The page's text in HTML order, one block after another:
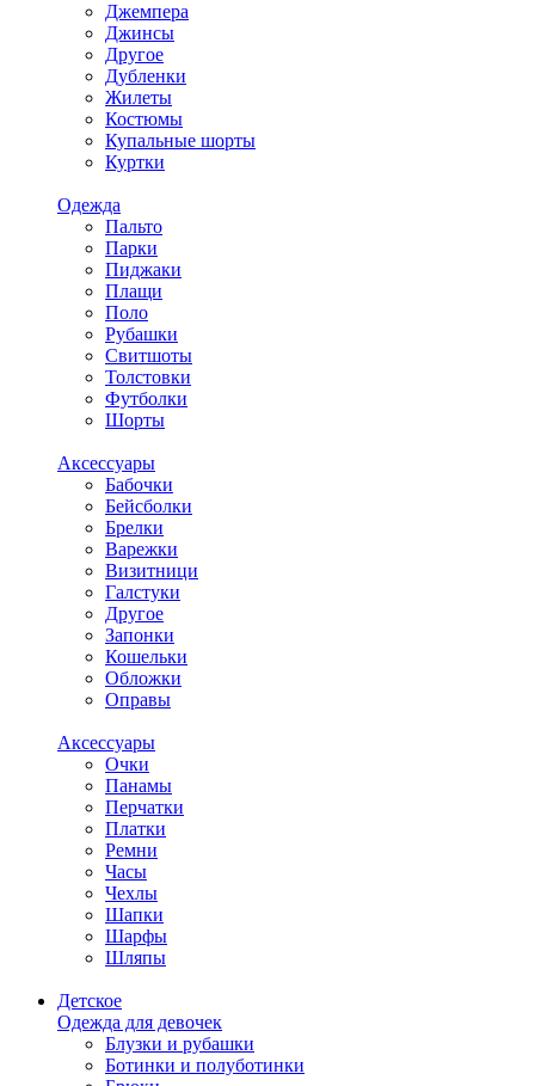
Джемпера
Джинсы
Другое
Дубленки
Жилеты
Костюмы
Купальные шорты
Куртки
Одежда
Пальто
Парки
Пиджаки
Плащи
Поло
Рубашки
Свитшоты
Толстовки
Футболки
Шорты
Аксессуары
Бабочки
Бейсболки
Брелки
Варежки
Визитници
Галстуки
Другое
Запонки
Кошельки
Обложки
Оправы
Аксессуары
Очки
Панамы
Перчатки
Платки
Ремни
Часы
Чехлы
Шапки
Шарфы
Шляпы
Детское
Одежда для девочек
Блузки и рубашки
Ботинки и полуботинки